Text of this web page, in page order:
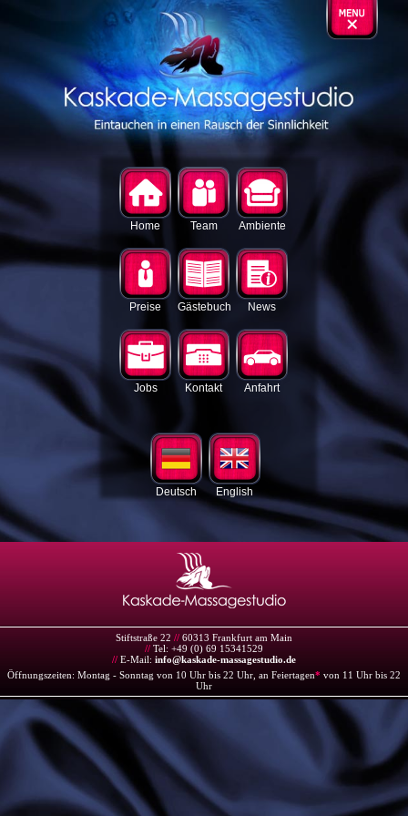
Home Team Ambiente
Preise Gästebuch News
Jobs Kontakt Anfahrt
Deutsch English
Stiftstraße 22 // 60313 Frankfurt am Main
// Tel: +49 (0) 69 15341529
// E-Mail: info@kaskade-massagestudio.de
Öffnungszeiten: Montag - Sonntag von 10 Uhr bis 22 Uhr, an Feiertagen* von 11 Uhr bis 22
Uhr